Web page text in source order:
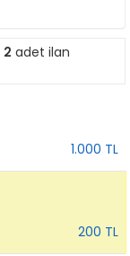
2 adet ilan
1.000 TL
200 TL